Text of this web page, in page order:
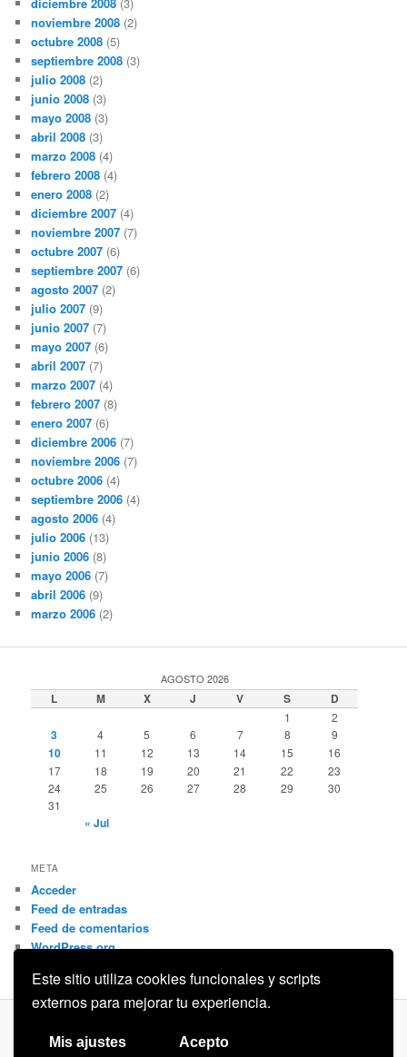
Este sitio utiliza cookies funcionales y scripts
externos para mejorar tu experiencia.
Mis ajustes Acepto
noviembre 2008 (2)
octubre 2008 (5)
septiembre 2008 (3)
julio 2008 (2)
junio 2008 (3)
mayo 2008 (3)
abril 2008 (3)
marzo 2008 (4)
febrero 2008 (4)
enero 2008 (2)
diciembre 2007 (4)
noviembre 2007 (7)
octubre 2007 (6)
septiembre 2007 (6)
agosto 2007 (2)
julio 2007 (9)
junio 2007 (7)
mayo 2007 (6)
abril 2007 (7)
marzo 2007 (4)
febrero 2007 (8)
enero 2007 (6)
diciembre 2006 (7)
noviembre 2006 (7)
octubre 2006 (4)
septiembre 2006 (4)
agosto 2006 (4)
julio 2006 (13)
junio 2006 (8)
mayo 2006 (7)
abril 2006 (9)
marzo 2006 (2)
AGOSTO 2026
L M X J V S D
1 2
3 4 5 6 7 8 9
10 11 12 13 14 15
16
17
18 19 20 21 22
23
24
25 26 27 28 29
30
31
« Jul
META
Acceder
Feed de entradas
Feed de comentarios
WordPress.org
Privacidad Funciona gracias a WordPress